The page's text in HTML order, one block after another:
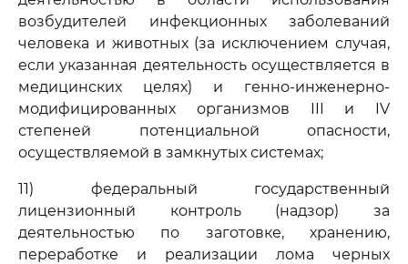
возбудителей инфекционных заболеваний
человека и животных (за исключением случая,
если указанная деятельность осуществляется в
медицинских целях) и генно-инженерно-
модифицированных организмов III и IV
степеней потенциальной опасности,
осуществляемой в замкнутых системах;
11) федеральный государственный
лицензионный контроль (надзор) за
деятельностью по заготовке, хранению,
переработке и реализации лома черных